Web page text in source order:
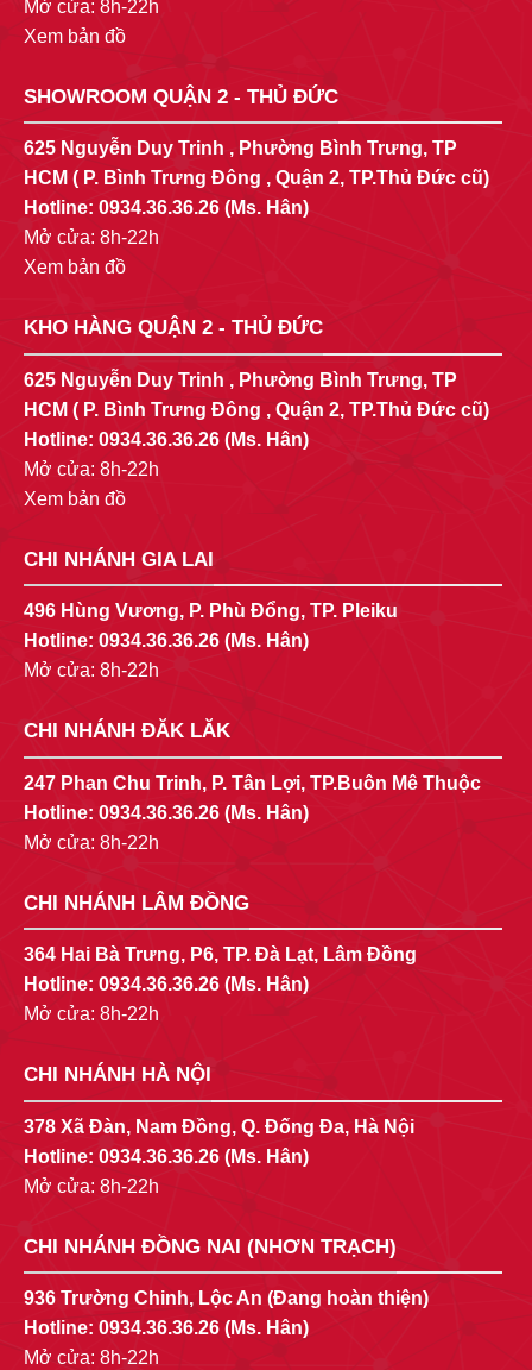
Mở cửa: 8h-22h
Xem bản đồ
SHOWROOM QUẬN 2 - THỦ ĐỨC
625 Nguyễn Duy Trinh , Phường Bình Trưng, TP
HCM ( P. Bình Trưng Đông , Quận 2, TP.Thủ Đức cũ)
Hotline: 0934.36.36.26 (Ms. Hân)
Mở cửa: 8h-22h
Xem bản đồ
KHO HÀNG QUẬN 2 - THỦ ĐỨC
625 Nguyễn Duy Trinh , Phường Bình Trưng, TP
HCM ( P. Bình Trưng Đông , Quận 2, TP.Thủ Đức cũ)
Hotline: 0934.36.36.26 (Ms. Hân)
Mở cửa: 8h-22h
Xem bản đồ
CHI NHÁNH GIA LAI
496 Hùng Vương, P. Phù Đổng, TP. Pleiku
Hotline: 0934.36.36.26 (Ms. Hân)
Mở cửa: 8h-22h
CHI NHÁNH ĐĂK LĂK
247 Phan Chu Trinh, P. Tân Lợi, TP.Buôn Mê Thuộc
Hotline: 0934.36.36.26 (Ms. Hân)
Mở cửa: 8h-22h
CHI NHÁNH LÂM ĐỒNG
364 Hai Bà Trưng, P6, TP. Đà Lạt, Lâm Đồng
Hotline: 0934.36.36.26 (Ms. Hân)
Mở cửa: 8h-22h
CHI NHÁNH HÀ NỘI
378 Xã Đàn, Nam Đồng, Q. Đống Đa, Hà Nội
Hotline: 0934.36.36.26 (Ms. Hân)
Mở cửa: 8h-22h
CHI NHÁNH ĐỒNG NAI (NHƠN TRẠCH)
936 Trường Chinh, Lộc An (Đang hoàn thiện)
Hotline: 0934.36.36.26 (Ms. Hân)
Mở cửa: 8h-22h